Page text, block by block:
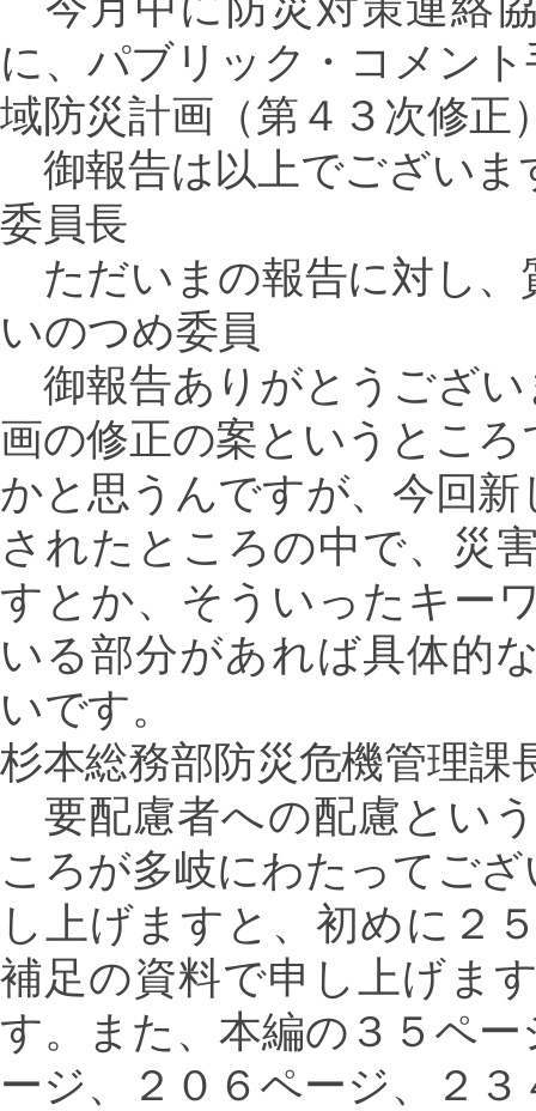
に、パブリック・コメン
域防災計画（第４３次修正
御報告は以上でございま
委員長
ただいまの報告に対し、
いのつめ委員
御報告ありがとうござい
画の修正の案というとこ
かと思うんですが、今回
されたところの中で、災
すとか、そういったキー
いる部分があれば具体的
いです。
杉本総務部防災危機管理課
要配慮者への配慮とい
ころが多岐にわたってご
し上げますと、初めに２
補足の資料で申し上げま
す。また、本編の３５ペ
ージ、２０６ページ、２